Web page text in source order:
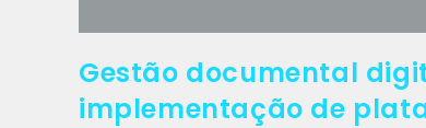
Gestão documental
implementação de